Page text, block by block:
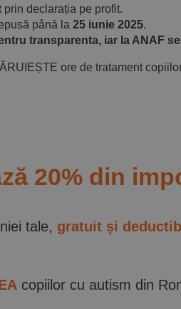
prin declarația pe profit.
până la 25 iunie 2025.
transparenta, iar la ANAF
ore de tratament
20% din
tale, gratuit și
copiilor cu autism din